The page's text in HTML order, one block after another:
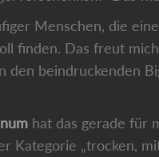
Menschen, die
finden. Das freut
den beindruckenden
hat das gerade für
Kategorie „trocken,